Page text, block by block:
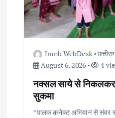
Imnb WebDesk
August 6, 2026
4
नक्सल साये से निकलकर
सुकमा
*पालक कनेक्ट अभियान से संवर